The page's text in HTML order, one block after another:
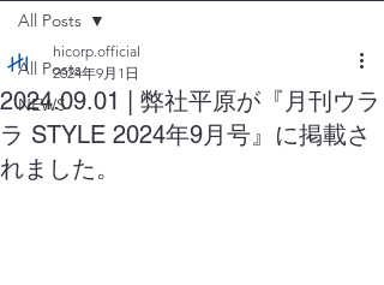
All Posts
NEWS
All Posts
2024.09.01 | 弊社平原が『月刊ウラ
ラ STYLE 2024年9月号』に掲載さ
れました。
hicorp.official
2024年9月1日